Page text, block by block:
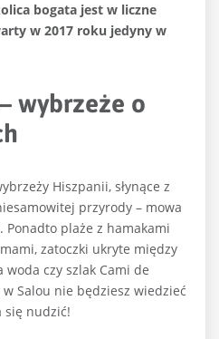
bogata jest w liczne
w 2017 roku jedyny w
wybrzeże o
Hiszpanii, słynące z
przyrody – mowa
Ponadto plaże z hamakami
zatoczki ukryte między
czy szlak Cami de
Salou nie będziesz wiedzieć
się nudzić!